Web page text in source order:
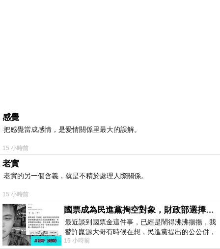
感覺
把感覺當成感情，是愛情關係里最大的誤解。
15 小時前
老實
老實的另一個含義，就是不精於處理人際關係。
15 小時前
國票成為民進黨掏空對象，財政部選擇性失憶
最近談到國票金這件事，已經是鬧得沸沸揚揚，我
替許崑源大哥有時候在想，民進黨提出的公公併，
其實就是想要國庫通黨庫，鬧出最大的醜
15 小時前